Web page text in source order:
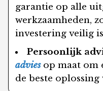
garantie op alle
werkzaamheden,
investering veilig
Persoonlijk
adviesop maat om
de beste